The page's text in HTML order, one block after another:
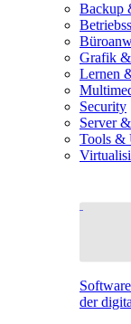
Backup
Grafik &
Lernen
Security
Server
Tools &
der